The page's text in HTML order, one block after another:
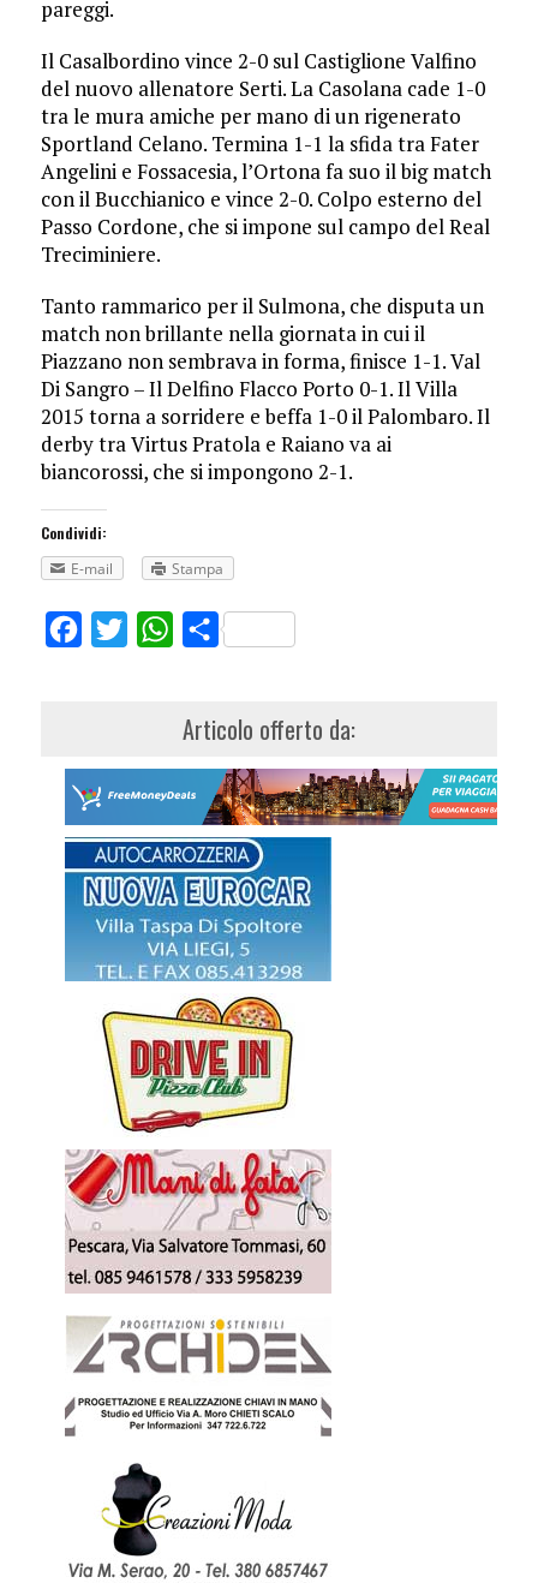
pareggi.
Il Casalbordino vince 2-0 sul Castiglione Valfino
del nuovo allenatore Serti. La Casolana cade 1-0
tra le mura amiche per mano di un rigenerato
Sportland Celano. Termina 1-1 la sfida tra Fater
Angelini e Fossacesia, l’Ortona fa suo il big match
con il Bucchianico e vince 2-0. Colpo esterno del
Passo Cordone, che si impone sul campo del Real
Treciminiere.
Tanto rammarico per il Sulmona, che disputa un
match non brillante nella giornata in cui il
Piazzano non sembrava in forma, finisce 1-1. Val
Di Sangro – Il Delfino Flacco Porto 0-1. Il Villa
2015 torna a sorridere e beffa 1-0 il Palombaro. Il
derby tra Virtus Pratola e Raiano va ai
biancorossi, che si impongono 2-1.
Condividi:
E-mail
Stampa
FacebookTwitterWhatsApp
Share
Articolo offerto da: